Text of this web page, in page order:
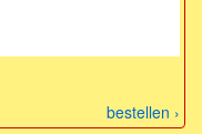
bestellen ›